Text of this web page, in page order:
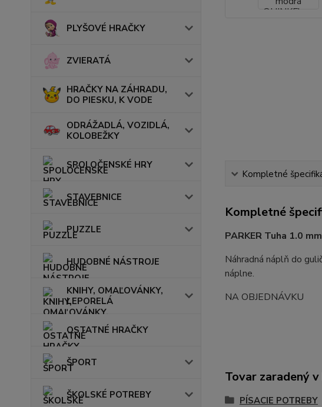
PLYŠOVÉ HRAČKY
ZVIERATÁ
HRAČKY NA ZÁHRADU,
DO PIESKU, K VODE
ODRÁŽADLÁ, VOZIDLÁ,
KOLOBEŽKY
SPOLOČENSKÉ HRY
STAVEBNICE
PUZZLE
HUDOBNÉ NÁSTROJE
KNIHY, OMAĽOVÁNKY,
LEPORELÁ
OSTATNÉ HRAČKY
ŠPORT
ŠKOLSKÉ POTREBY
Kompletné
Kompletné
PARKER Tuha 1.0
Náhradná náplň do
náplne.
NA OBJEDNÁVKU
Tovar zaradený
PÍSACIE POTREBY